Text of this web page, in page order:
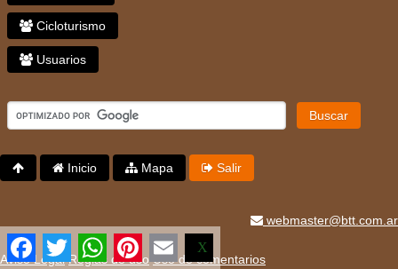
Cicloturismo
Usuarios
Buscar
Inicio Mapa Salir
webmaster@btt.com.ar
Aviso Legal Reglas de uso Uso de comentarios
Facebook
Twitter WhatsApp
PinterestEmail
X